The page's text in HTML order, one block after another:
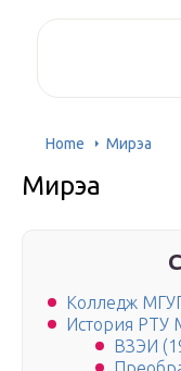
Home Мирэа
Мирэа
Колледж
История РТУ
ВЗЭИ